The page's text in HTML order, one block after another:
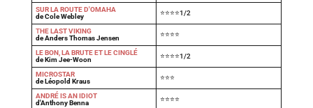
SUR LA ROUTE D'OMAHA
de Cole Webley
⭐⭐⭐⭐1/2
THE LAST VIKING
de Anders Thomas Jensen
⭐⭐⭐⭐
LE BON, LA BRUTE ET LE CINGLÉ
de Kim Jee-Woon
⭐⭐⭐⭐1/2
MICROSTAR
de Léopold Kraus
⭐⭐⭐
ANDRÉ IS AN IDIOT
d'Anthony Benna
⭐⭐⭐⭐